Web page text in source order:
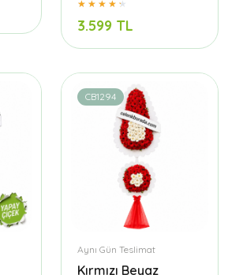
3.599 TL
CB1294
Aynı Gün Teslimat
Kırmızı Beyaz